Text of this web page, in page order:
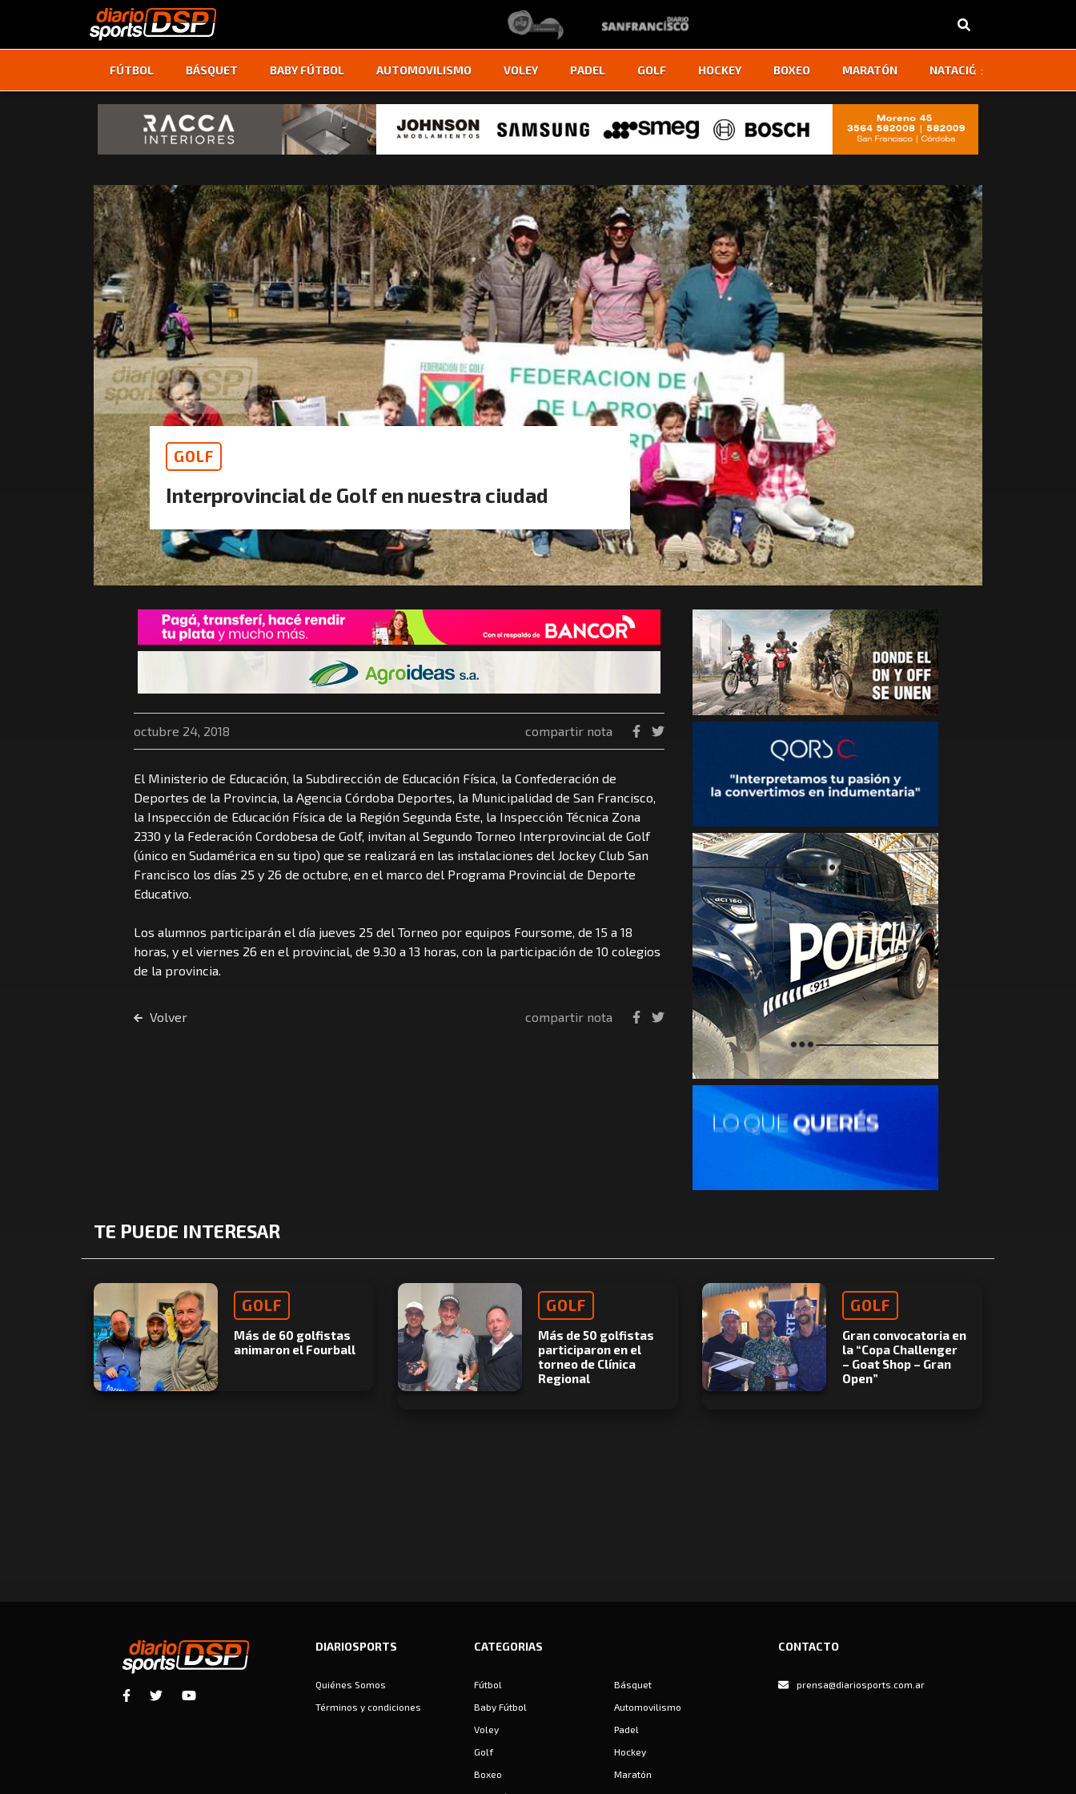
FÚTBOL BÁSQUET BABY FÚTBOL AUTOMOVILISMO VOLEY PADEL GOLF HOCKEY BOXEO MARATÓN NATACIÓN
‹ ›
GOLF
Interprovincial de Golf en nuestra ciudad
octubre 24, 2018 compartir nota
El Ministerio de Educación, la Subdirección de Educación Física, la Confederación de
Deportes de la Provincia, la Agencia Córdoba Deportes, la Municipalidad de San Francisco,
la Inspección de Educación Física de la Región Segunda Este, la Inspección Técnica Zona
2330 y la Federación Cordobesa de Golf, invitan al Segundo Torneo Interprovincial de Golf
(único en Sudamérica en su tipo) que se realizará en las instalaciones del Jockey Club San
Francisco los días 25 y 26 de octubre, en el marco del Programa Provincial de Deporte
Educativo.
Los alumnos participarán el día jueves 25 del Torneo por equipos Foursome, de 15 a 18
horas, y el viernes 26 en el provincial, de 9.30 a 13 horas, con la participación de 10 colegios
de la provincia.
Volver compartir nota
TE PUEDE INTERESAR
GOLF
Más de 60 golfistas
animaron el Fourball
GOLF
Más de 50 golfistas
participaron en el
torneo de Clínica
Regional
GOLF
Gran convocatoria en
la “Copa Challenger
– Goat Shop – Gran
Open”
DIARIOSPORTS
Quiénes Somos
Términos y condiciones
CATEGORIAS
Fútbol
Básquet
Baby Fútbol
Automovilismo
Voley
Padel
Golf
Hockey
Boxeo
Maratón
CONTACTO
prensa@diariosports.com.ar